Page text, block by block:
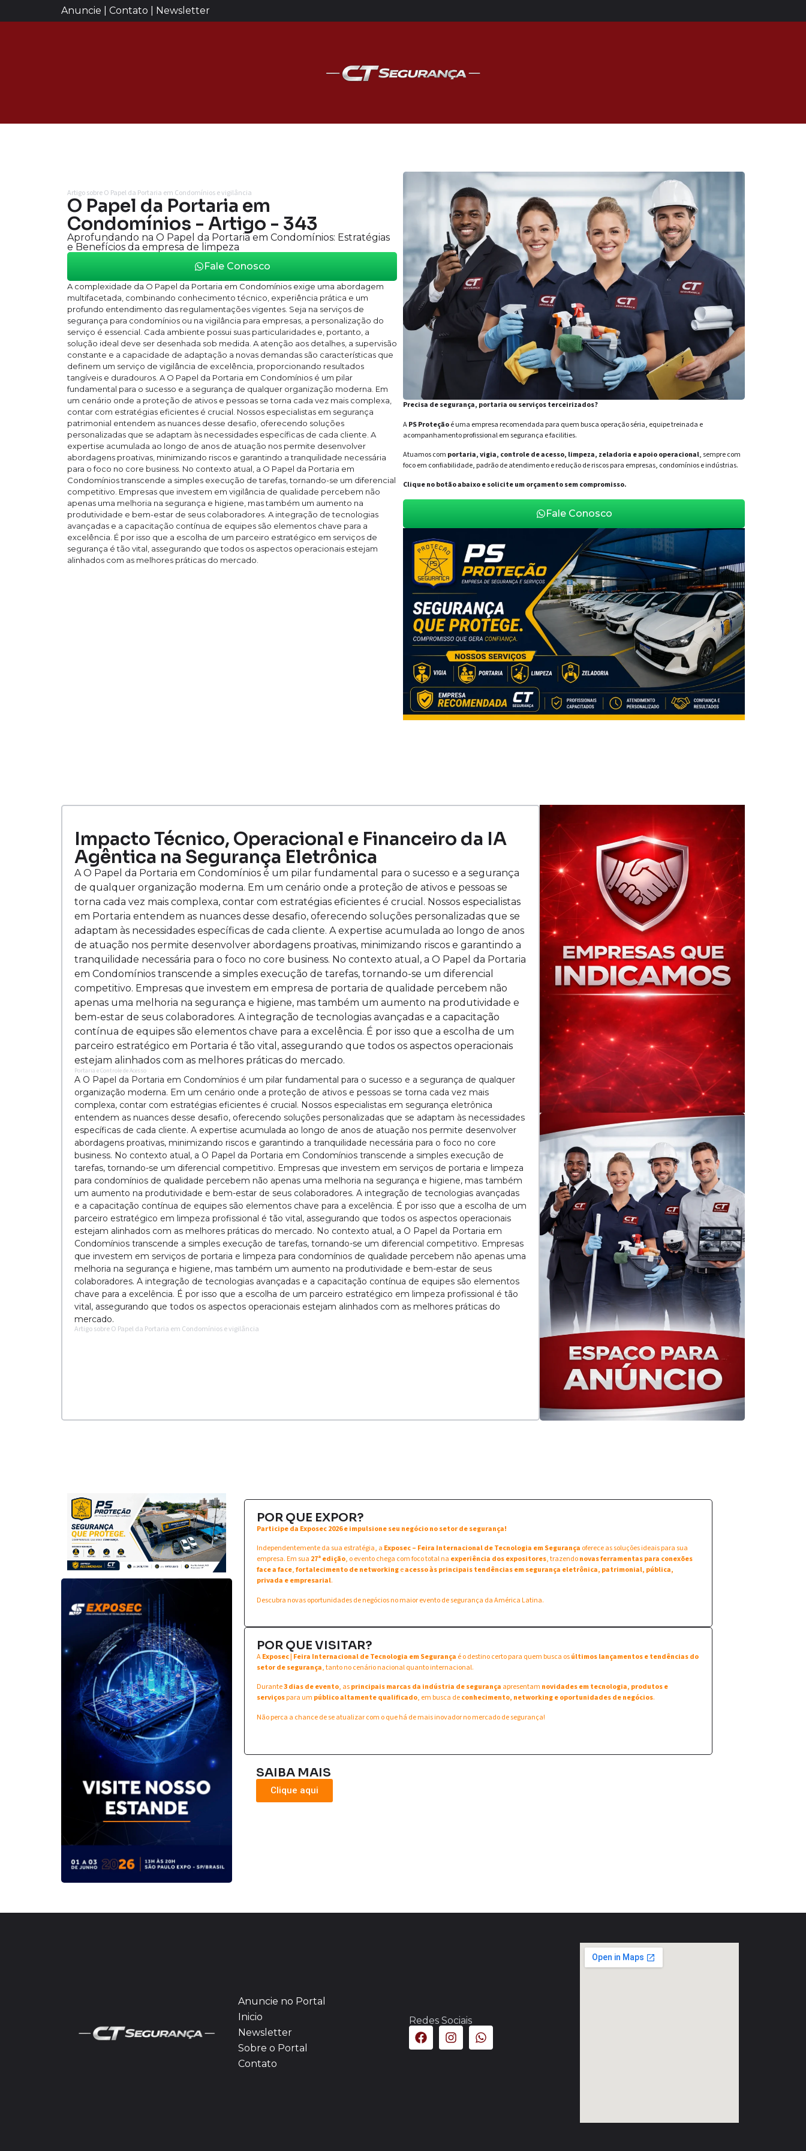
Anuncie | Contato | Newsletter
Artigo sobre O Papel da Portaria em Condomínios e vigilância
O Papel da Portaria em
Condomínios - Artigo - 343
Aprofundando na O Papel da Portaria em Condomínios: Estratégias
e Benefícios da empresa de limpeza
Fale Conosco
A complexidade da O Papel da Portaria em Condomínios exige uma abordagem
multifacetada, combinando conhecimento técnico, experiência prática e um
profundo entendimento das regulamentações vigentes. Seja na serviços de
segurança para condomínios ou na vigilância para empresas, a personalização do
serviço é essencial. Cada ambiente possui suas particularidades e, portanto, a
solução ideal deve ser desenhada sob medida. A atenção aos detalhes, a supervisão
constante e a capacidade de adaptação a novas demandas são características que
definem um serviço de vigilância de excelência, proporcionando resultados
tangíveis e duradouros. A O Papel da Portaria em Condomínios é um pilar
fundamental para o sucesso e a segurança de qualquer organização moderna. Em
um cenário onde a proteção de ativos e pessoas se torna cada vez mais complexa,
contar com estratégias eficientes é crucial. Nossos especialistas em segurança
patrimonial entendem as nuances desse desafio, oferecendo soluções
personalizadas que se adaptam às necessidades específicas de cada cliente. A
expertise acumulada ao longo de anos de atuação nos permite desenvolver
abordagens proativas, minimizando riscos e garantindo a tranquilidade necessária
para o foco no core business. No contexto atual, a O Papel da Portaria em
Condomínios transcende a simples execução de tarefas, tornando-se um diferencial
competitivo. Empresas que investem em vigilância de qualidade percebem não
apenas uma melhoria na segurança e higiene, mas também um aumento na
produtividade e bem-estar de seus colaboradores. A integração de tecnologias
avançadas e a capacitação contínua de equipes são elementos chave para a
excelência. É por isso que a escolha de um parceiro estratégico em serviços de
segurança é tão vital, assegurando que todos os aspectos operacionais estejam
alinhados com as melhores práticas do mercado.
Precisa de segurança, portaria ou serviços terceirizados?
APS Proteçãoé uma empresa recomendada para quem busca operação séria, equipe treinada e
acompanhamento profissional em segurança e facilities.
Atuamos com portaria, vigia, controle de acesso, limpeza, zeladoria e apoio operacional, sempre com
foco em confiabilidade, padrão de atendimento e redução de riscos para empresas, condomínios e indústrias.
Clique no botão abaixo e solicite um orçamento sem compromisso.
Fale Conosco
Impacto Técnico, Operacional e Financeiro da IA
Agêntica na Segurança Eletrônica
A O Papel da Portaria em Condomínios é um pilar fundamental para o sucesso e a segurança
de qualquer organização moderna. Em um cenário onde a proteção de ativos e pessoas se
torna cada vez mais complexa, contar com estratégias eficientes é crucial. Nossos especialistas
em Portaria entendem as nuances desse desafio, oferecendo soluções personalizadas que se
adaptam às necessidades específicas de cada cliente. A expertise acumulada ao longo de anos
de atuação nos permite desenvolver abordagens proativas, minimizando riscos e garantindo a
tranquilidade necessária para o foco no core business. No contexto atual, a O Papel da Portaria
em Condomínios transcende a simples execução de tarefas, tornando-se um diferencial
competitivo. Empresas que investem em empresa de portaria de qualidade percebem não
apenas uma melhoria na segurança e higiene, mas também um aumento na produtividade e
bem-estar de seus colaboradores. A integração de tecnologias avançadas e a capacitação
contínua de equipes são elementos chave para a excelência. É por isso que a escolha de um
parceiro estratégico em Portaria é tão vital, assegurando que todos os aspectos operacionais
estejam alinhados com as melhores práticas do mercado.
Portaria e Controle de Acesso
A O Papel da Portaria em Condomínios é um pilar fundamental para o sucesso e a segurança de qualquer
organização moderna. Em um cenário onde a proteção de ativos e pessoas se torna cada vez mais
complexa, contar com estratégias eficientes é crucial. Nossos especialistas em segurança eletrônica
entendem as nuances desse desafio, oferecendo soluções personalizadas que se adaptam às necessidades
específicas de cada cliente. A expertise acumulada ao longo de anos de atuação nos permite desenvolver
abordagens proativas, minimizando riscos e garantindo a tranquilidade necessária para o foco no core
business. No contexto atual, a O Papel da Portaria em Condomínios transcende a simples execução de
tarefas, tornando-se um diferencial competitivo. Empresas que investem em serviços de portaria e limpeza
para condomínios de qualidade percebem não apenas uma melhoria na segurança e higiene, mas também
um aumento na produtividade e bem-estar de seus colaboradores. A integração de tecnologias avançadas
e a capacitação contínua de equipes são elementos chave para a excelência. É por isso que a escolha de um
parceiro estratégico em limpeza profissional é tão vital, assegurando que todos os aspectos operacionais
estejam alinhados com as melhores práticas do mercado. No contexto atual, a O Papel da Portaria em
Condomínios transcende a simples execução de tarefas, tornando-se um diferencial competitivo. Empresas
que investem em serviços de portaria e limpeza para condomínios de qualidade percebem não apenas uma
melhoria na segurança e higiene, mas também um aumento na produtividade e bem-estar de seus
colaboradores. A integração de tecnologias avançadas e a capacitação contínua de equipes são elementos
chave para a excelência. É por isso que a escolha de um parceiro estratégico em limpeza profissional é tão
vital, assegurando que todos os aspectos operacionais estejam alinhados com as melhores práticas do
mercado.
Artigo sobre O Papel da Portaria em Condomínios e vigilância
POR QUE EXPOR?
Participe da Exposec 2026 e impulsione seu negócio no setor de segurança!
Independentemente da sua estratégia, a Exposec – Feira Internacional de Tecnologia em Segurança oferece as soluções ideais para sua
empresa. Em sua 27ª edição, o evento chega com foco total na experiência dos expositores, trazendonovas ferramentas para conexões
face a face,fortalecimento de networkingeacesso às principais tendências em segurança eletrônica, patrimonial, pública,
privada e empresarial.
Descubra novas oportunidades de negócios no maior evento de segurança da América Latina.
POR QUE VISITAR?
AExposec | Feira Internacional de Tecnologia em Segurança é o destino certo para quem busca osúltimos lançamentos e tendências do
setor de segurança, tanto no cenário nacional quanto internacional.
Durante3 dias de evento, asprincipais marcas da indústria de segurança apresentam novidades em tecnologia, produtos e
serviçospara um público altamente qualificado, em busca deconhecimento, networking e oportunidades de negócios.
Não perca a chance de se atualizar com o que há de mais inovador no mercado de segurança!
SAIBA MAIS
Clique aqui
Anuncie no Portal
Inicio
Newsletter
Sobre o Portal
Contato
Redes Sociais